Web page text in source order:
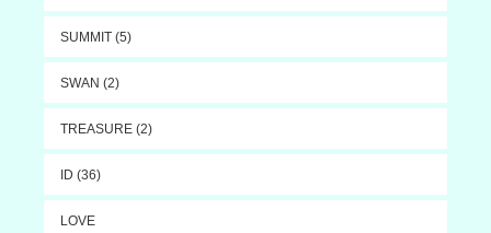
SUMMIT (5)
SWAN (2)
TREASURE (2)
ID (36)
LOVE